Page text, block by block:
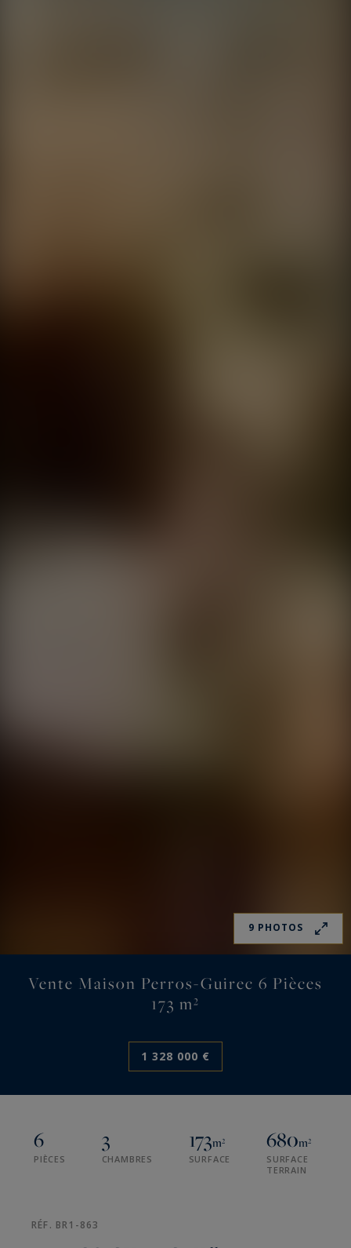
9 PHOTOS
Vente Maison Perros-Guirec 6 Pièces
173 m²
1 328 000 €
6
PIÈCES
3
CHAMBRES
173m²
SURFACE
680m²
SURFACE
TERRAIN
RÉF. BR1-863